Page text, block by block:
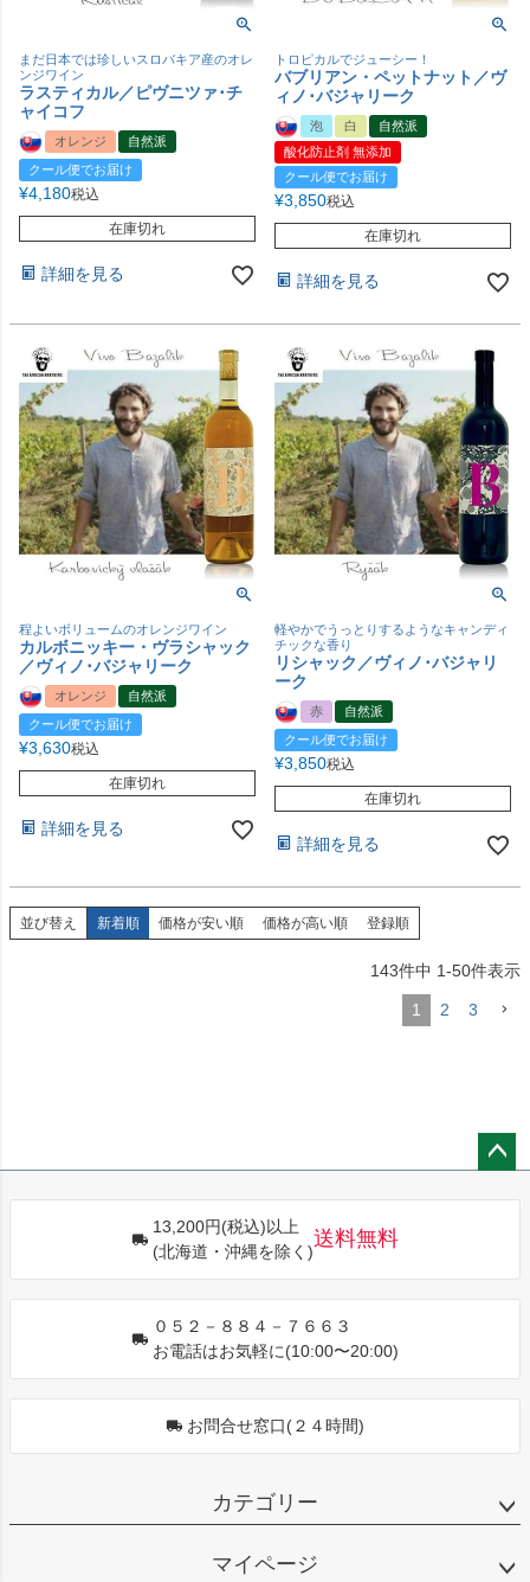
まだ日本では珍しいスロバキア産のオレ
ンジワイン
ラスティカル／ピヴニツァ･チ
ャイコフ
オレンジ
自然派
クール便でお届け
¥4,180税込
在庫切れ
詳細を見る
トロピカルでジューシー！
バブリアン・ペットナット／ヴ
ィノ･バジャリーク
泡 白
自然派
酸化防止剤 無添加
クール便でお届け
¥3,850税込
在庫切れ
詳細を見る
程よいボリュームのオレンジワイン
カルボニッキー・ヴラシャック
／ヴィノ･バジャリーク
オレンジ
自然派
クール便でお届け
¥3,630税込
在庫切れ
詳細を見る
軽やかでうっとりするようなキャンディ
チックな香り
リシャック／ヴィノ･バジャリ
ーク
赤
自然派
クール便でお届け
¥3,850税込
在庫切れ
詳細を見る
並び替え 新着順 価格が安い順 価格が高い順 登録順
143件中 1-50件表示
1 2 3
13,200円(税込)以上
(北海道・沖縄を除く)
送料無料
０５２－８８４－７６６３
お電話はお気軽に(10:00〜20:00)
お問合せ窓口(２４時間)
カテゴリー
マイページ